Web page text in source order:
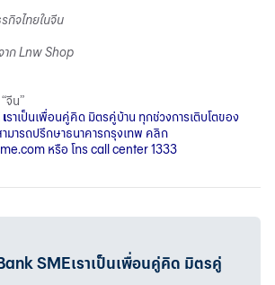
กิจไทยในจีน
าก Lnw Shop
จีน”
เราเป็นเพื่อนคู่คิด มิตรคู่บ้าน ทุกช่วงการเติบโตของ
มารถปรึกษาธนาคารกรุงเทพ คลิก
หรือ โทร call center 1333
SMEเราเป็นเพื่อนคู่คิด มิตรคู่